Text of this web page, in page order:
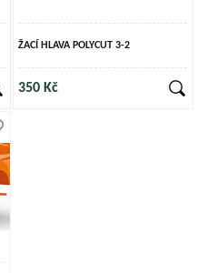
ŽACÍ HLAVA POLYCUT 3-2
350 Kč